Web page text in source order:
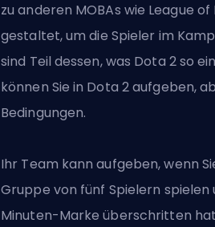
zu anderen MOBAs wie League
gestaltet, um die Spieler im
sind Teil dessen, was Dota 2 so
können Sie in Dota 2 aufgeben,
Bedingungen.
Ihr Team kann aufgeben, wenn
Gruppe von fünf Spielern spielen
Minuten-Marke überschritten